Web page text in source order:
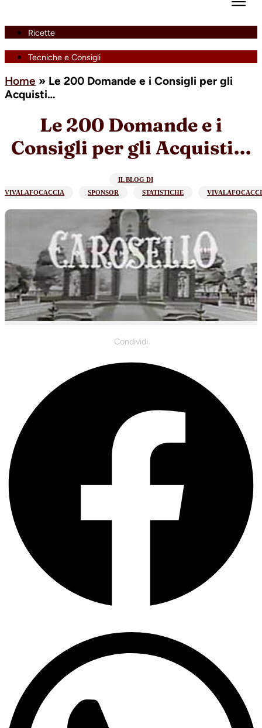
Ricette
Tecniche e Consigli
Home » Le 200 Domande e i Consigli per gli
Acquisti…
Le 200 Domande e i
Consigli per gli Acquisti…
IL BLOG DI
VIVALAFOCACCIA
SPONSOR STATISTICHE
Condividi